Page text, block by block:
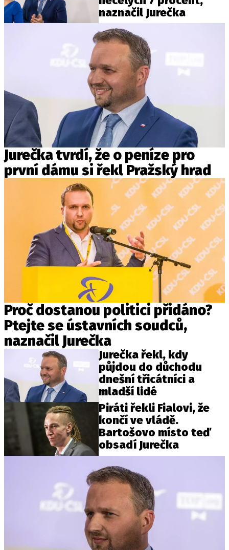
naznačil Jurečka
Jurečka tvrdí, že o peníze pro
první dámu si řekl Pražský hrad
Proč dostanou politici přidáno?
Ptejte se ústavních soudců,
naznačil Jurečka
Jurečka řekl, kdy
půjdou do důchodu
dnešní třicátníci a
mladší lidé
Piráti řekli Fialovi, že
končí ve vládě.
Bartošovo místo teď
obsadí Jurečka